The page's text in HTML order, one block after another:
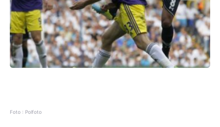
Foto : Polfoto